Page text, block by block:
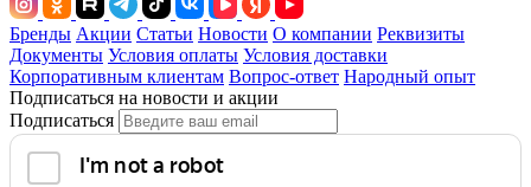
Бренды Акции Статьи Новости О компании Реквизиты
Документы Условия оплаты Условия доставки
Корпоративным клиентам Вопрос-ответ Народный опыт
Подписаться на новости и акции
Подписаться